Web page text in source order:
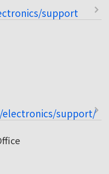
support
electronics/support/